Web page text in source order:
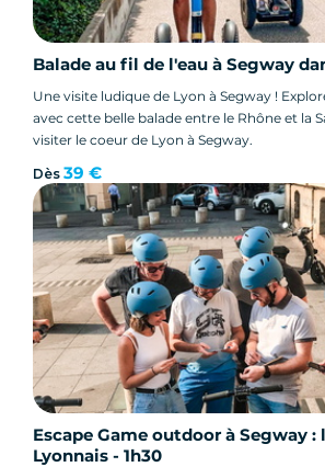
Balade au fil de l'eau à Segway
Une visite ludique de Lyon à Segway !
avec cette belle balade entre le Rhône et la
visiter le coeur de Lyon à Segway.
Dès 39 €
Escape Game outdoor à Segway :
Lyonnais - 1h30